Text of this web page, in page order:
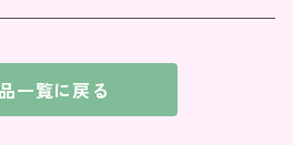
一覧に戻る